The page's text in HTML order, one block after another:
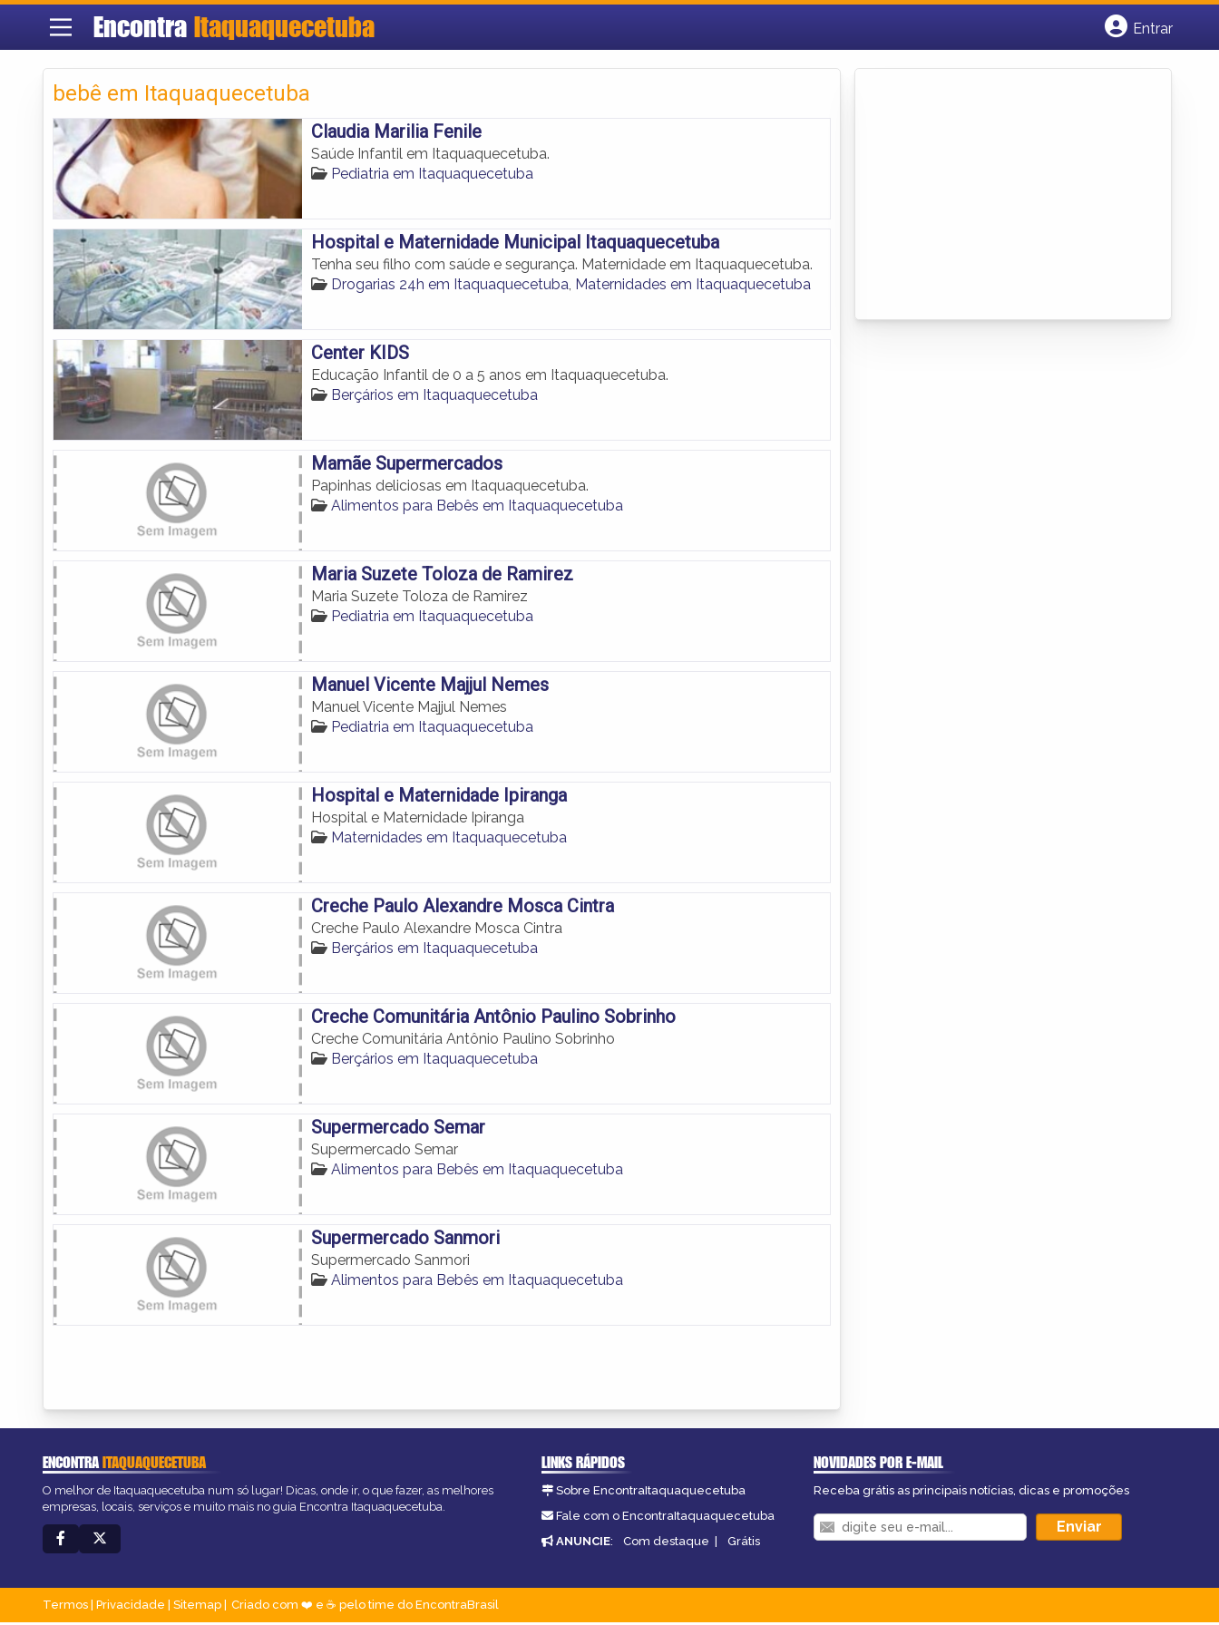
EncontraItaquaquecetuba
Entrar
bebê em Itaquaquecetuba
Claudia Marilia Fenile
Saúde Infantil em Itaquaquecetuba.
Pediatria em Itaquaquecetuba
Hospital e Maternidade Municipal Itaquaquecetuba
Tenha seu filho com saúde e segurança. Maternidade em Itaquaquecetuba.
Drogarias 24h em Itaquaquecetuba Maternidades em Itaquaquecetuba
Center KIDS
Educação Infantil de 0 a 5 anos em Itaquaquecetuba.
Berçários em Itaquaquecetuba
Mamãe Supermercados
Papinhas deliciosas em Itaquaquecetuba.
Alimentos para Bebês em Itaquaquecetuba
Maria Suzete Toloza de Ramirez
Maria Suzete Toloza de Ramirez
Pediatria em Itaquaquecetuba
Manuel Vicente Majjul Nemes
Manuel Vicente Majjul Nemes
Pediatria em Itaquaquecetuba
Hospital e Maternidade Ipiranga
Hospital e Maternidade Ipiranga
Maternidades em Itaquaquecetuba
Creche Paulo Alexandre Mosca Cintra
Creche Paulo Alexandre Mosca Cintra
Berçários em Itaquaquecetuba
Creche Comunitária Antônio Paulino Sobrinho
Creche Comunitária Antônio Paulino Sobrinho
Berçários em Itaquaquecetuba
Supermercado Semar
Supermercado Semar
Alimentos para Bebês em Itaquaquecetuba
Supermercado Sanmori
Supermercado Sanmori
Alimentos para Bebês em Itaquaquecetuba
ENCONTRAITAQUAQUECETUBA
O melhor de Itaquaquecetuba num só lugar! Dicas, onde ir, o que fazer, as melhores
empresas, locais, serviços e muito mais no guia Encontra Itaquaquecetuba.
LINKS RÁPIDOS
Sobre EncontraItaquaquecetuba
Fale com o EncontraItaquaquecetuba
ANUNCIE: Com destaque | Grátis
NOVIDADES POR E-MAIL
Receba grátis as principais notícias, dicas e promoções
Termos Privacidade Sitemap Criado com ❤️ e ☕ pelo time do EncontraBrasil